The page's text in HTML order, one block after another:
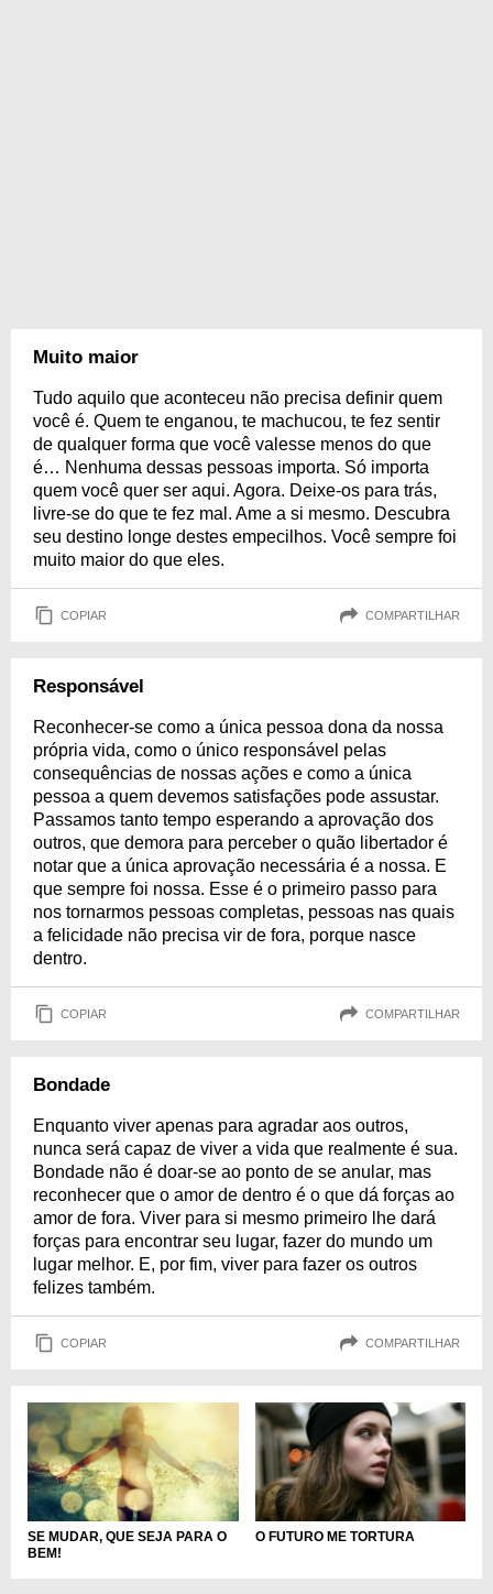
Muito maior
Tudo aquilo que aconteceu não precisa definir quem
você é. Quem te enganou, te machucou, te fez sentir
de qualquer forma que você valesse menos do que
é… Nenhuma dessas pessoas importa. Só importa
quem você quer ser aqui. Agora. Deixe-os para trás,
livre-se do que te fez mal. Ame a si mesmo. Descubra
seu destino longe destes empecilhos. Você sempre foi
muito maior do que eles.
COPIAR COMPARTILHAR
Responsável
Reconhecer-se como a única pessoa dona da nossa
própria vida, como o único responsável pelas
consequências de nossas ações e como a única
pessoa a quem devemos satisfações pode assustar.
Passamos tanto tempo esperando a aprovação dos
outros, que demora para perceber o quão libertador é
notar que a única aprovação necessária é a nossa. E
que sempre foi nossa. Esse é o primeiro passo para
nos tornarmos pessoas completas, pessoas nas quais
a felicidade não precisa vir de fora, porque nasce
dentro.
COPIAR COMPARTILHAR
Bondade
Enquanto viver apenas para agradar aos outros,
nunca será capaz de viver a vida que realmente é sua.
Bondade não é doar-se ao ponto de se anular, mas
reconhecer que o amor de dentro é o que dá forças ao
amor de fora. Viver para si mesmo primeiro lhe dará
forças para encontrar seu lugar, fazer do mundo um
lugar melhor. E, por fim, viver para fazer os outros
felizes também.
COPIAR COMPARTILHAR
SE MUDAR, QUE SEJA PARA O
BEM!
O FUTURO ME TORTURA